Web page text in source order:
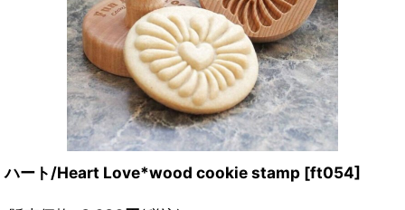
ハート/Heart Love*wood cookie stamp [ft054]